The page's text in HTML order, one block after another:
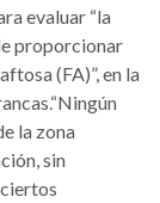
evaluar “la
proporcionar
(FA)”, en la
la zona
sin